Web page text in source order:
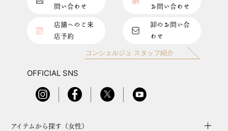
問い合わせ
お問い合わせ
店舗へのご来
店予約
卸のお問い合
わせ
コンシェルジュ スタッフ紹介
OFFICIAL SNS
アイテムから探す（女性）